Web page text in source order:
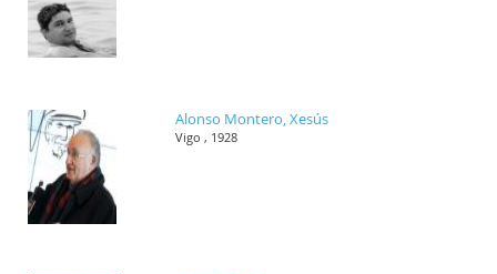
Alonso Montero, Xesús
Vigo , 1928